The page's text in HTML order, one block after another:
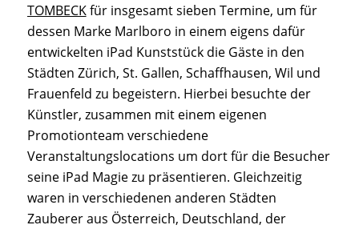
TOMBECKfür insgesamt sieben Termine, um für
dessen Marke Marlboro in einem eigens dafür
entwickelten iPad Kunststück die Gäste in den
Städten Zürich, St. Gallen, Schaffhausen, Wil und
Frauenfeld zu begeistern. Hierbei besuchte der
Künstler, zusammen mit einem eigenen
Promotionteam verschiedene
Veranstaltungslocations um dort für die Besucher
seine iPad Magie zu präsentieren. Gleichzeitig
waren in verschiedenen anderen Städten
Zauberer aus Österreich, Deutschland, der